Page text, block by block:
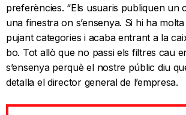
preferències. “Els usuaris publiquen un
una finestra on s’ensenya. Si hi ha
pujant categories i acaba entrant a la
bo. Tot allò que no passi els filtres cau
s’ensenya perquè el nostre públic diu
detalla el director general de l’empresa.